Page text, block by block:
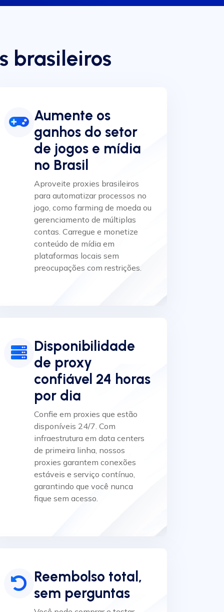
brasileiros
Aumente os
ganhos do setor
de jogos e mídia
no Brasil
Aproveite proxies brasileiros
para automatizar processos no
jogo, como farming de moeda ou
gerenciamento de múltiplas
contas. Carregue e monetize
conteúdo de mídia em
plataformas locais sem
preocupações com restrições.
Disponibilidade
de proxy
confiável 24 horas
por dia
Confie em proxies que estão
disponíveis 24/7. Com
infraestrutura em data centers
de primeira linha, nossos
proxies garantem conexões
estáveis e serviço contínuo,
garantindo que você nunca
fique sem acesso.
Reembolso total,
sem perguntas